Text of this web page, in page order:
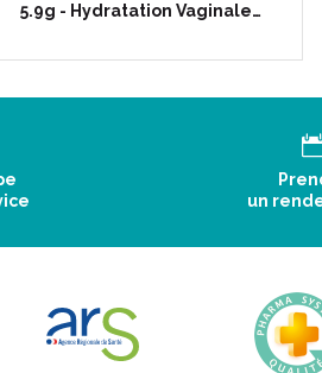
5.9g - Hydratation Vaginale…
un